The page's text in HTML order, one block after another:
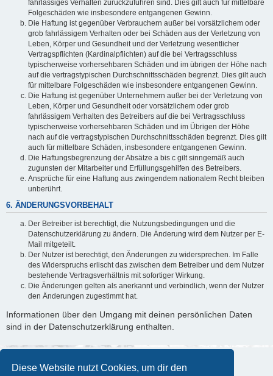
Diese Website nutzt Cookies, um dir den
fahrlässiges Verhalten zurückzuführen sind. Dies gilt auch für mittelbare
Folgeschäden wie insbesondere entgangenen Gewinn.
Die Haftung ist gegenüber Verbrauchern außer bei vorsätzlichem oder
grob fahrlässigem Verhalten oder bei Schäden aus der Verletzung von
Leben, Körper und Gesundheit und der Verletzung wesentlicher
Vertragspflichten (Kardinalpflichten) auf die bei Vertragsschluss
typischerweise vorhersehbaren Schäden und im übrigen der Höhe nach
auf die vertragstypischen Durchschnittsschäden begrenzt. Dies gilt auch
für mittelbare Folgeschäden wie insbesondere entgangenen Gewinn.
Die Haftung ist gegenüber Unternehmern außer bei der Verletzung von
Leben, Körper und Gesundheit oder vorsätzlichem oder grob
fahrlässigem Verhalten des Betreibers auf die bei Vertragsschluss
typischerweise vorhersehbaren Schäden und im Übrigen der Höhe
nach auf die vertragstypischen Durchschnittsschäden begrenzt. Dies gilt
auch für mittelbare Schäden, insbesondere entgangenen Gewinn.
Die Haftungsbegrenzung der Absätze a bis c gilt sinngemäß auch
zugunsten der Mitarbeiter und Erfüllungsgehilfen des Betreibers.
Ansprüche für eine Haftung aus zwingendem nationalem Recht bleiben
unberührt.
6. ÄNDERUNGSVORBEHALT
Der Betreiber ist berechtigt, die Nutzungsbedingungen und die
Datenschutzerklärung zu ändern. Die Änderung wird dem Nutzer per E-
Mail mitgeteilt.
Der Nutzer ist berechtigt, den Änderungen zu widersprechen. Im Falle
des Widerspruchs erlischt das zwischen dem Betreiber und dem Nutzer
bestehende Vertragsverhältnis mit sofortiger Wirkung.
Die Änderungen gelten als anerkannt und verbindlich, wenn der Nutzer
den Änderungen zugestimmt hat.
Informationen über den Umgang mit deinen persönlichen Daten
sind in der Datenschutzerklärung enthalten.